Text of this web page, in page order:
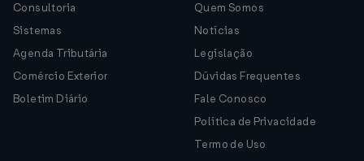
Consultoria
Sistemas
Agenda Tributária
Comércio Exterior
Boletim Diário
Quem Somos
Notícias
Legislação
Dúvidas Frequentes
Fale Conosco
Política de Privacidade
Termo de Uso